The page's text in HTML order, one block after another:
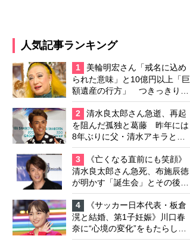
人気記事ランキング
1
美輪明宏さん「戒名に込め
られた意味」と10億円以上「巨
額遺産の行方」 つきっきりで
私生活をサポートしていた元俳
優が相続か
2
清水良太郎さん急逝、再起
を阻んだ孤独と葛藤 昨年には
8年ぶりに父・清水アキラと共
演、本格的な活動再開に向かっ
ていたが…周囲が懸念していた
「不安定なところ」
3
《亡くなる直前にも笑顔》
清水良太郎さん急死、布施辰徳
が明かす「誕生会」とその後の
メッセージ
4
《サッカー日本代表・板倉
滉と結婚、第1子妊娠》川口春
奈に“心境の変化”をもたらした
主演映画『ママせか』 身を削